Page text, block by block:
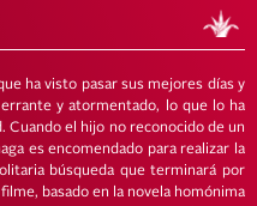
ha visto pasar sus mejores días y
y atormentado, lo que lo ha
Cuando el hijo no reconocido de un
es encomendado para realizar la
búsqueda que terminará por
basado en la novela homónima